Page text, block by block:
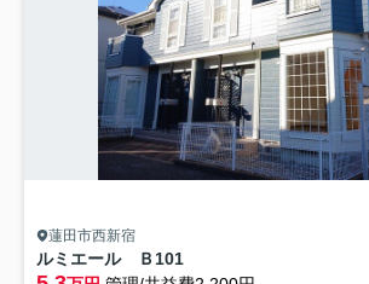
蓮田市西新宿
ルミエール Ｂ101